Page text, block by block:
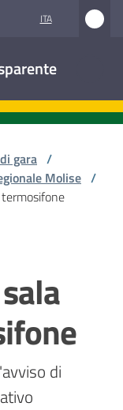
ITA
gara /
Molise /
di